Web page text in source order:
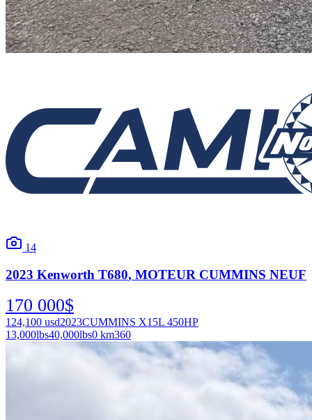
14
2023 Kenworth T680, MOTEUR CUMMINS NEUF
170 000$
124,100 usd2023CUMMINS X15L 450HP
13,000lbs40,000lbs0 km360